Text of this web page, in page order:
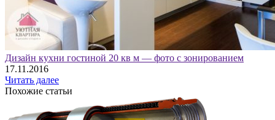
Дизайн кухни гостиной 20 кв м — фото с зонированием
17.11.2016
Читать далее
Похожие статьи